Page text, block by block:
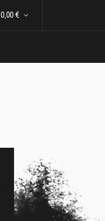
0,00 €